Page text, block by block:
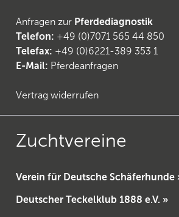
Anfragen zur Pferdediagnostik
Telefon: +49 (0)7071 565 44 850
Telefax: +49 (0)6221-389 353 1
E-Mail: Pferdeanfragen
Vertrag widerrufen
Zuchtvereine
Verein für Deutsche Schäferhunde
Deutscher Teckelklub 1888 e.V. »